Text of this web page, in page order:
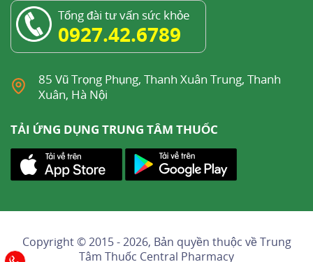
Tổng đài tư vấn sức khỏe
0927.42.6789
85 Vũ Trọng Phụng, Thanh Xuân Trung, Thanh
Xuân, Hà Nội
TẢI ỨNG DỤNG TRUNG TÂM THUỐC
Copyright © 2015 - 2026, Bản quyền thuộc vềTrung
Tâm Thuốc Central Pharmacy